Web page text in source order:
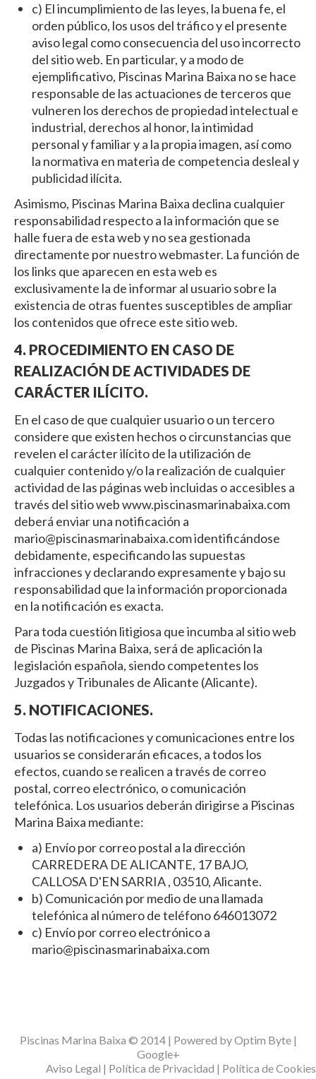
c) El incumplimiento de las leyes, la buena fe, el
orden público, los usos del tráfico y el presente
aviso legal como consecuencia del uso incorrecto
del sitio web. En particular, y a modo de
ejemplificativo, Piscinas Marina Baixa no se hace
responsable de las actuaciones de terceros que
vulneren los derechos de propiedad intelectual e
industrial, derechos al honor, la intimidad
personal y familiar y a la propia imagen, así como
la normativa en materia de competencia desleal y
publicidad ilícita.
Asimismo, Piscinas Marina Baixa declina cualquier
responsabilidad respecto a la información que se
halle fuera de esta web y no sea gestionada
directamente por nuestro webmaster. La función de
los links que aparecen en esta web es
exclusivamente la de informar al usuario sobre la
existencia de otras fuentes susceptibles de ampliar
los contenidos que ofrece este sitio web.
4. PROCEDIMIENTO EN CASO DE
REALIZACIÓN DE ACTIVIDADES DE
CARÁCTER ILÍCITO.
En el caso de que cualquier usuario o un tercero
considere que existen hechos o circunstancias que
revelen el carácter ilícito de la utilización de
cualquier contenido y/o la realización de cualquier
actividad de las páginas web incluidas o accesibles a
través del sitio web www.piscinasmarinabaixa.com
deberá enviar una notificación a
mario@piscinasmarinabaixa.com identificándose
debidamente, especificando las supuestas
infracciones y declarando expresamente y bajo su
responsabilidad que la información proporcionada
en la notificación es exacta.
Para toda cuestión litigiosa que incumba al sitio web
de Piscinas Marina Baixa, será de aplicación la
legislación española, siendo competentes los
Juzgados y Tribunales de Alicante (Alicante).
5. NOTIFICACIONES.
Todas las notificaciones y comunicaciones entre los
usuarios se considerarán eficaces, a todos los
efectos, cuando se realicen a través de correo
postal, correo electrónico, o comunicación
telefónica. Los usuarios deberán dirigirse a Piscinas
Marina Baixa mediante:
a) Envío por correo postal a la dirección
CARREDERA DE ALICANTE, 17 BAJO,
CALLOSA D'EN SARRIA , 03510, Alicante.
b) Comunicación por medio de una llamada
telefónica al número de teléfono 646013072
c) Envío por correo electrónico a
mario@piscinasmarinabaixa.com
Piscinas Marina Baixa © 2014 | Powered byOptim Byte|
Google+
Aviso Legal | Política de Privacidad | Política de Cookies